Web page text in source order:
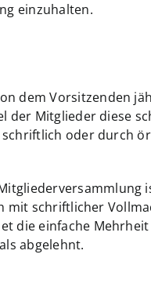
einzuhalten.
dem Vorsitzenden
der Mitglieder diese
oder durch
mit schriftlicher
die einfache
abgelehnt.